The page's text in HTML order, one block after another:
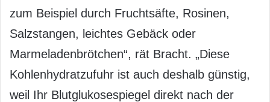
zum Beispiel durch Fruchtsäfte, Rosinen,
Salzstangen, leichtes Gebäck oder
Marmeladenbrötchen“, rät Bracht. „Diese
Kohlenhydratzufuhr ist auch deshalb günstig,
weil Ihr Blutglukosespiegel direkt nach der